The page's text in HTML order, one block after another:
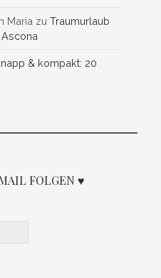
Maria zuTraumurlaub
& kompakt: 20
FOLGEN ♥